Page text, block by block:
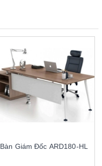
Bàn Giám Đốc ARD180-HL